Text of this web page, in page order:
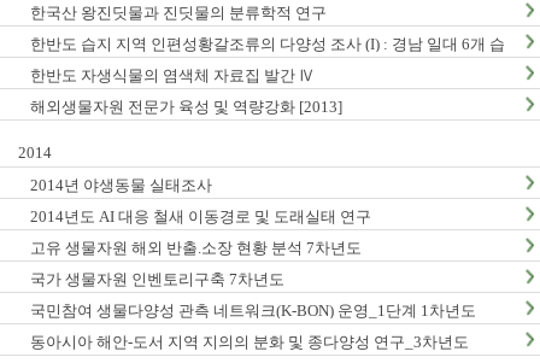
한국산 왕진딧물과 진딧물의 분류학적 연구
한반도 습지 지역 인편성황갈조류의 다양성 조사 (I) : 경남 일대 6개 습
지 지역 조사
한반도 자생식물의 염색체 자료집 발간 Ⅳ
해외생물자원 전문가 육성 및 역량강화 [2013]
2014
2014년 야생동물 실태조사
2014년도 AI 대응 철새 이동경로 및 도래실태 연구
고유 생물자원 해외 반출.소장 현황 분석 7차년도
국가 생물자원 인벤토리구축 7차년도
국민참여 생물다양성 관측 네트워크(K-BON) 운영_1단계 1차년도
동아시아 해안-도서 지역 지의의 분화 및 종다양성 연구_3차년도